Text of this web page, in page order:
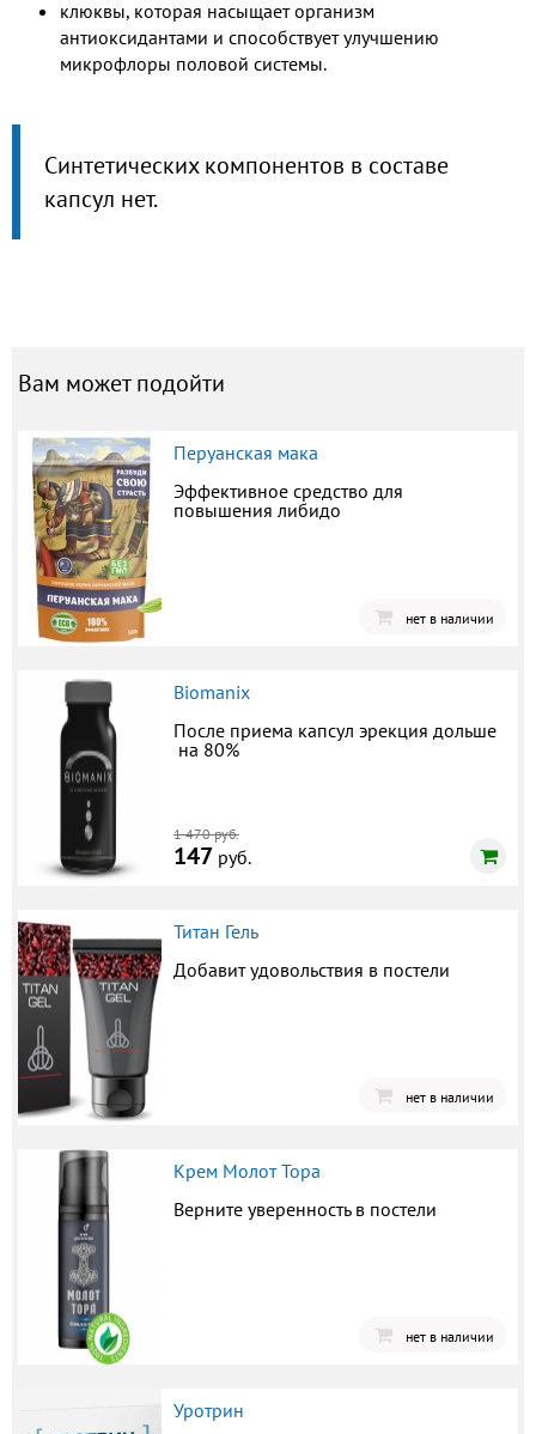
клюквы, которая насыщает организм
антиоксидантами и способствует улучшению
микрофлоры половой системы.
Синтетических компонентов в составе
капсул нет.
Вам может подойти
Перуанская мака
Эффективное средство для
повышения либидо
нет в наличии
Biomanix
После приема капсул эрекция дольше
на 80%
1 470 руб.
147 руб.
Титан Гель
Добавит удовольствия в постели
нет в наличии
Крем Молот Тора
Верните уверенность в постели
нет в наличии
Уротрин